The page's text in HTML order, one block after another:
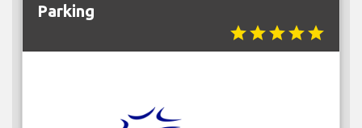
Parking
starstarstarstarstar